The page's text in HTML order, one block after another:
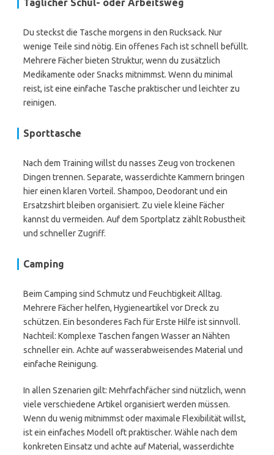
Täglicher Schul- oder Arbeitsweg
Du steckst die Tasche morgens in den Rucksack. Nur
wenige Teile sind nötig. Ein offenes Fach ist schnell befüllt.
Mehrere Fächer bieten Struktur, wenn du zusätzlich
Medikamente oder Snacks mitnimmst. Wenn du minimal
reist, ist eine einfache Tasche praktischer und leichter zu
reinigen.
Sporttasche
Nach dem Training willst du nasses Zeug von trockenen
Dingen trennen. Separate, wasserdichte Kammern bringen
hier einen klaren Vorteil. Shampoo, Deodorant und ein
Ersatzshirt bleiben organisiert. Zu viele kleine Fächer
kannst du vermeiden. Auf dem Sportplatz zählt Robustheit
und schneller Zugriff.
Camping
Beim Camping sind Schmutz und Feuchtigkeit Alltag.
Mehrere Fächer helfen, Hygieneartikel vor Dreck zu
schützen. Ein besonderes Fach für Erste Hilfe ist sinnvoll.
Nachteil: Komplexe Taschen fangen Wasser an Nähten
schneller ein. Achte auf wasserabweisendes Material und
einfache Reinigung.
In allen Szenarien gilt: Mehrfachfächer sind nützlich, wenn
viele verschiedene Artikel organisiert werden müssen.
Wenn du wenig mitnimmst oder maximale Flexibilität willst,
ist ein einfaches Modell oft praktischer. Wähle nach dem
konkreten Einsatz und achte auf Material, wasserdichte